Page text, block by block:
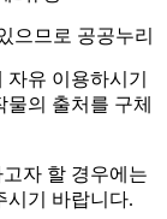
으므로 공공누리
유 이용하시기
의 출처를 구체
자 할 경우에는
시기 바랍니다.